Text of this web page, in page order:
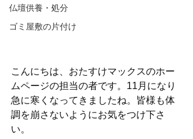
仏壇供養・処分
ゴミ屋敷の片付け
こんにちは、おたすけマックスのホー
ムページの担当の者です。11月になり
急に寒くなってきましたね。皆様も体
調を崩さないようにお気をつけ下さ
い。